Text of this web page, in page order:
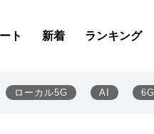
ト 新着 ランキング
ローカル5G AI 6G